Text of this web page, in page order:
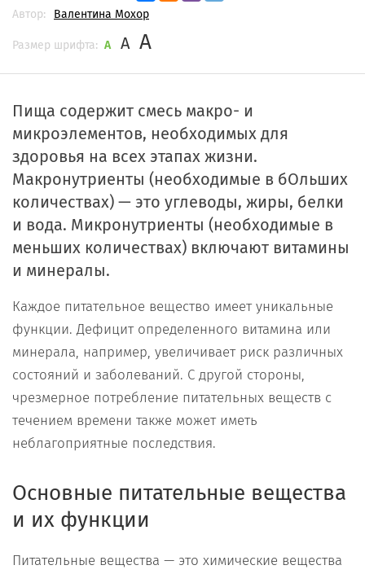
Автор:
Валентина Мохор
Размер шрифта: A A A
Пища содержит смесь макро- и
микроэлементов, необходимых для
здоровья на всех этапах жизни.
Макронутриенты (необходимые в бОльших
количествах) — это углеводы, жиры, белки
и вода. Микронутриенты (необходимые в
меньших количествах) включают витамины
и минералы.
Каждое питательное вещество имеет уникальные
функции. Дефицит определенного витамина или
минерала, например, увеличивает риск различных
состояний и заболеваний. С другой стороны,
чрезмерное потребление питательных веществ с
течением времени также может иметь
неблагоприятные последствия.
Основные питательные вещества
и их функции
Питательные вещества — это химические вещества